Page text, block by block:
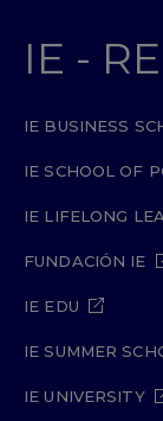
IE -
IE BUSINESS
IE SCHOOL OF
IE LIFELONG
FUNDACIÓN IE
IE EDU
IE SUMMER
IE UNIVERSITY